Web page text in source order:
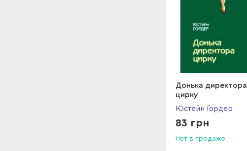
Донька директора
цирку
Юстейн Ґордер
83 грн
Нет в продаже